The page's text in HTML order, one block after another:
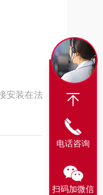
安装在法
电话咨询
扫码加微信